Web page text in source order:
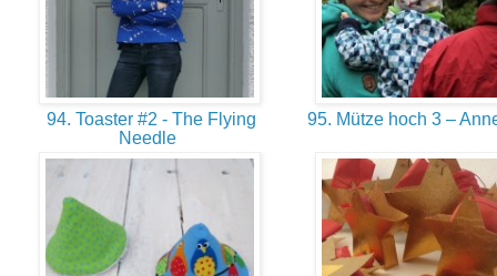
94. Toaster #2 - The Flying
Needle
95. Mütze hoch 3 –